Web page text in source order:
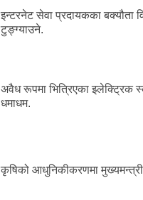
इन्टरनेट सेवा प्रदायकका बक्यौता
टुङ्ग्याउने.
अवैध रूपमा भित्रिएका इलेक्ट्रिक
धमाधम.
कृषिको आधुनिकीकरणमा